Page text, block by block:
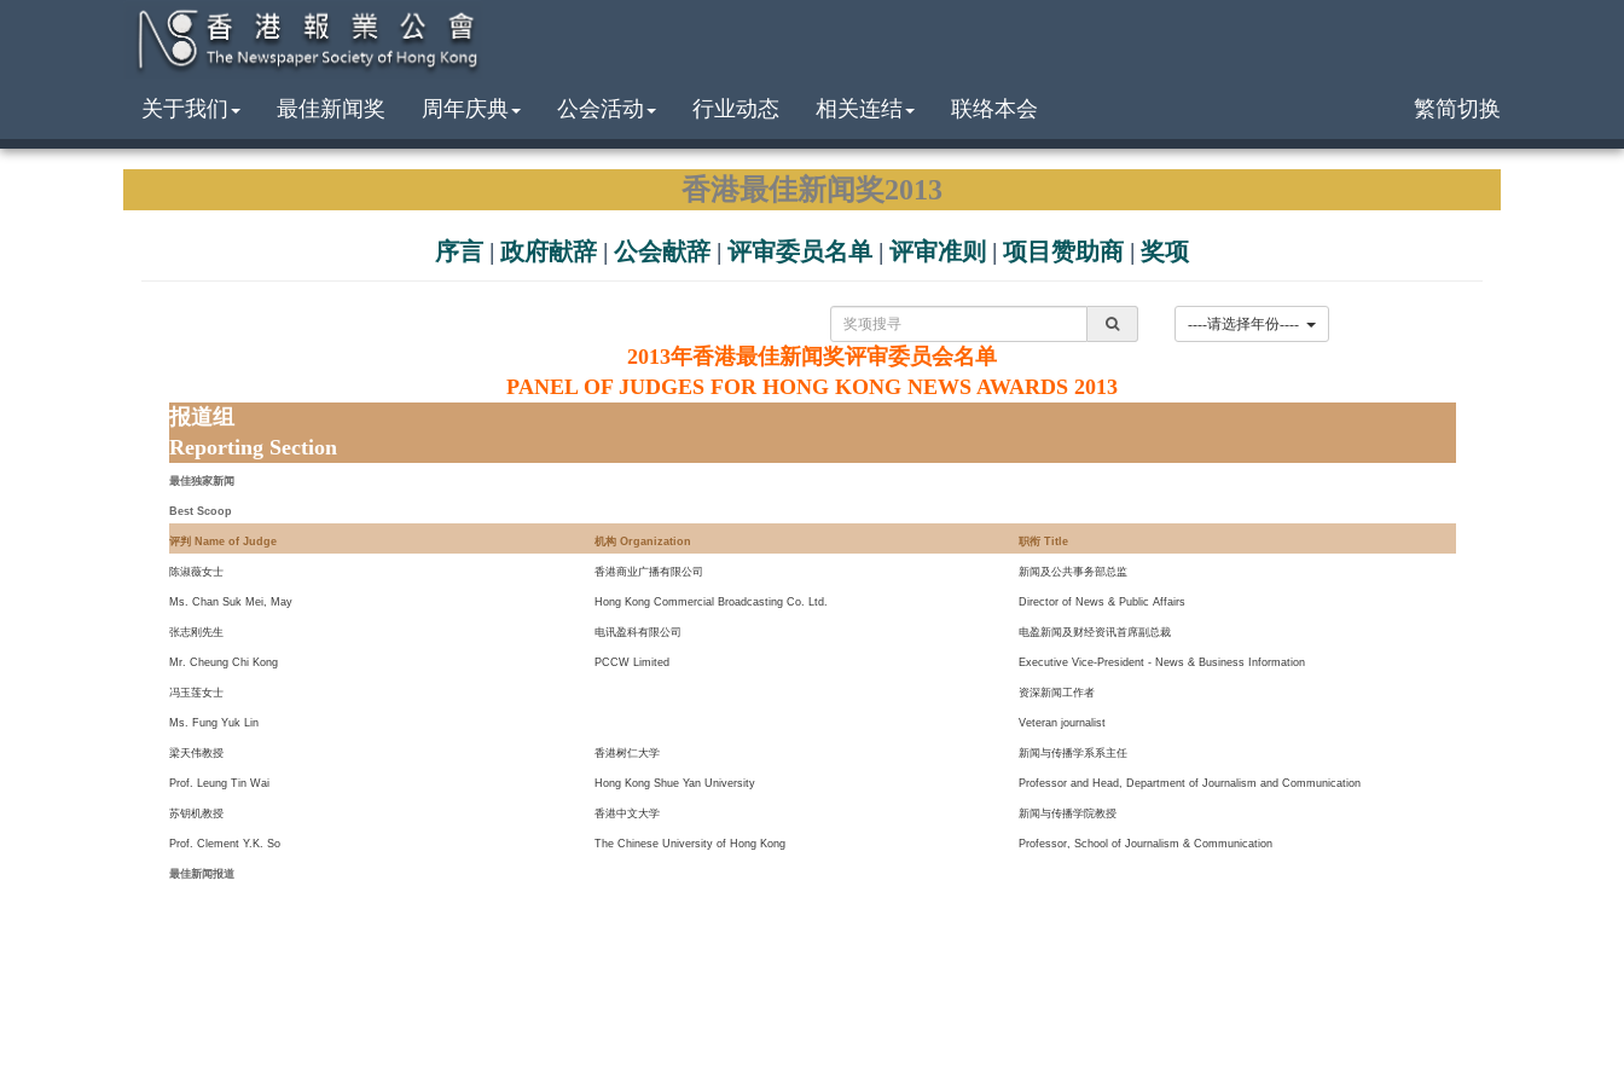
关于我们 最佳新闻奖 周年庆典 公会活动 行业动态 相关连结 联络本会 繁简切换
香港最佳新闻奖2013
序言 | 政府献辞 | 公会献辞 | 评审委员名单 | 评审准则 | 项目赞助商 | 奖项
2013年香港最佳新闻奖评审委员会名单
PANEL OF JUDGES FOR HONG KONG NEWS AWARDS 2013
报道组
Reporting Section
最佳独家新闻
Best Scoop
评判 Name of Judge 机构 Organization 职衔 Title
陈淑薇女士
Ms. Chan Suk Mei, May
香港商业广播有限公司
Hong Kong Commercial Broadcasting Co. Ltd.
新闻及公共事务部总监
Director of News & Public Affairs
张志刚先生
Mr. Cheung Chi Kong
电讯盈科有限公司
PCCW Limited
电盈新闻及财经资讯首席副总裁
Executive Vice-President - News & Business Information
冯玉莲女士
Ms. Fung Yuk Lin
资深新闻工作者
Veteran journalist
梁天伟教授
Prof. Leung Tin Wai
香港树仁大学
Hong Kong Shue Yan University
新闻与传播学系系主任
Professor and Head, Department of Journalism and Communication
苏钥机教授
Prof. Clement Y.K. So
香港中文大学
The Chinese University of Hong Kong
新闻与传播学院教授
Professor, School of Journalism & Communication
最佳新闻报道